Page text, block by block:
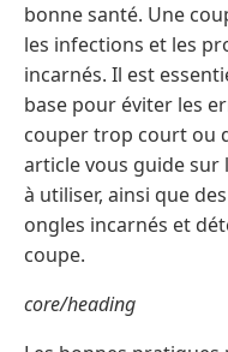
bonne santé. Une
les infections et les
incarnés. Il est
base pour éviter les
couper trop court ou
article vous guide sur
à utiliser, ainsi que
ongles incarnés et
coupe.
core/heading